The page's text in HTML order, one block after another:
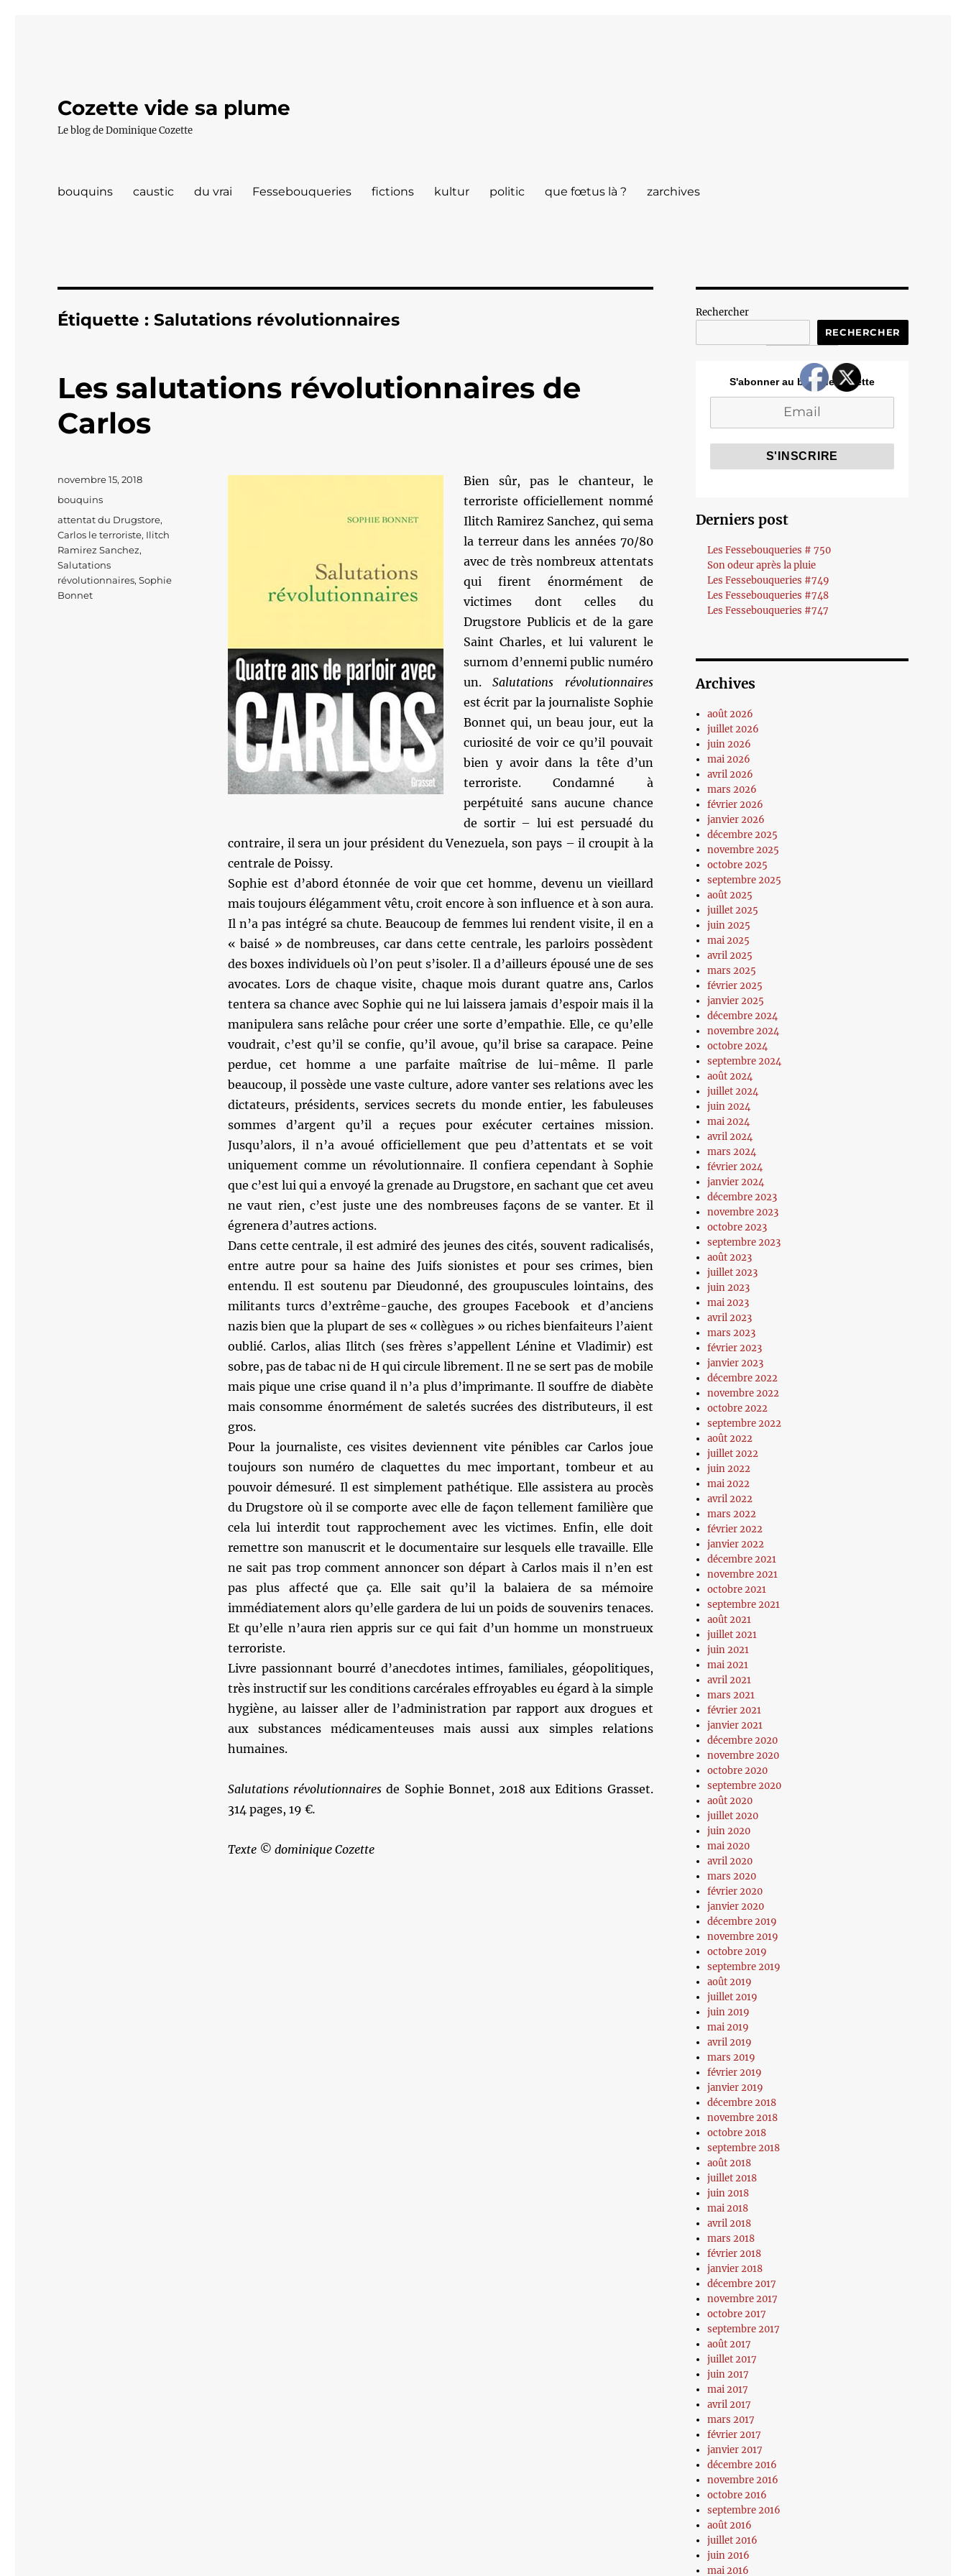
Cozette vide sa plume
Le blog de Dominique Cozette
bouquins caustic du vrai Fessebouqueries fictions kultur politic que fœtus là ? zarchives
Étiquette :Salutations révolutionnaires
Les salutations révolutionnaires de
Carlos
Bien sûr, pas le chanteur, le
terroriste officiellement nommé
Ilitch Ramirez Sanchez, qui sema
la terreur dans les années 70/80
avec de très nombreux attentats
qui firent énormément de
victimes dont celles du
Drugstore Publicis et de la gare
Saint Charles, et lui valurent le
surnom d’ennemi public numéro
un.Salutations révolutionnaires
est écrit par la journaliste Sophie
Bonnet qui, un beau jour, eut la
curiosité de voir ce qu’il pouvait
bien y avoir dans la tête d’un
terroriste. Condamné à
perpétuité sans aucune chance
de sortir – lui est persuadé du
contraire, il sera un jour président du Venezuela, son pays – il croupit à la
centrale de Poissy.
Sophie est d’abord étonnée de voir que cet homme, devenu un vieillard
mais toujours élégamment vêtu, croit encore à son influence et à son aura.
Il n’a pas intégré sa chute. Beaucoup de femmes lui rendent visite, il en a
« baisé » de nombreuses, car dans cette centrale, les parloirs possèdent
des boxes individuels où l’on peut s’isoler. Il a d’ailleurs épousé une de ses
avocates. Lors de chaque visite, chaque mois durant quatre ans, Carlos
tentera sa chance avec Sophie qui ne lui laissera jamais d’espoir mais il la
manipulera sans relâche pour créer une sorte d’empathie. Elle, ce qu’elle
voudrait, c’est qu’il se confie, qu’il avoue, qu’il brise sa carapace. Peine
perdue, cet homme a une parfaite maîtrise de lui-même. Il parle
beaucoup, il possède une vaste culture, adore vanter ses relations avec les
dictateurs, présidents, services secrets du monde entier, les fabuleuses
sommes d’argent qu’il a reçues pour exécuter certaines mission.
Jusqu’alors, il n’a avoué officiellement que peu d’attentats et se voit
uniquement comme un révolutionnaire. Il confiera cependant à Sophie
que c’est lui qui a envoyé la grenade au Drugstore, en sachant que cet aveu
ne vaut rien, c’est juste une des nombreuses façons de se vanter. Et il
égrenera d’autres actions.
Dans cette centrale, il est admiré des jeunes des cités, souvent radicalisés,
entre autre pour sa haine des Juifs sionistes et pour ses crimes, bien
entendu. Il est soutenu par Dieudonné, des groupuscules lointains, des
militants turcs d’extrême-gauche, des groupes Facebook et d’anciens
nazis bien que la plupart de ses « collègues » ou riches bienfaiteurs l’aient
oublié. Carlos, alias Ilitch (ses frères s’appellent Lénine et Vladimir) est
sobre, pas de tabac ni de H qui circule librement. Il ne se sert pas de mobile
mais pique une crise quand il n’a plus d’imprimante. Il souffre de diabète
mais consomme énormément de saletés sucrées des distributeurs, il est
gros.
Pour la journaliste, ces visites deviennent vite pénibles car Carlos joue
toujours son numéro de claquettes du mec important, tombeur et au
pouvoir démesuré. Il est simplement pathétique. Elle assistera au procès
du Drugstore où il se comporte avec elle de façon tellement familière que
cela lui interdit tout rapprochement avec les victimes. Enfin, elle doit
remettre son manuscrit et le documentaire sur lesquels elle travaille. Elle
ne sait pas trop comment annoncer son départ à Carlos mais il n’en est
pas plus affecté que ça. Elle sait qu’il la balaiera de sa mémoire
immédiatement alors qu’elle gardera de lui un poids de souvenirs tenaces.
Et qu’elle n’aura rien appris sur ce qui fait d’un homme un monstrueux
terroriste.
Livre passionnant bourré d’anecdotes intimes, familiales, géopolitiques,
très instructif sur les conditions carcérales effroyables eu égard à la simple
hygiène, au laisser aller de l’administration par rapport aux drogues et
aux substances médicamenteuses mais aussi aux simples relations
humaines.
Salutations révolutionnairesde Sophie Bonnet, 2018 aux Editions Grasset.
314 pages, 19 €.
Texte © dominique Cozette
Publié
le
novembre 15, 2018
Catégories
bouquins
Étiquettes
attentat du Drugstore,
Carlos le terroriste, Ilitch
Ramirez Sanchez,
Salutations
révolutionnaires,Sophie
Bonnet
Rechercher
RECHERCHER
S'abonner au blog de Cozette
Derniers post
Les Fessebouqueries # 750
Son odeur après la pluie
Les Fessebouqueries #749
Les Fessebouqueries #748
Les Fessebouqueries #747
Archives
août 2026
juillet 2026
juin 2026
mai 2026
avril 2026
mars 2026
février 2026
janvier 2026
décembre 2025
novembre 2025
octobre 2025
septembre 2025
août 2025
juillet 2025
juin 2025
mai 2025
avril 2025
mars 2025
février 2025
janvier 2025
décembre 2024
novembre 2024
octobre 2024
septembre 2024
août 2024
juillet 2024
juin 2024
mai 2024
avril 2024
mars 2024
février 2024
janvier 2024
décembre 2023
novembre 2023
octobre 2023
septembre 2023
août 2023
juillet 2023
juin 2023
mai 2023
avril 2023
mars 2023
février 2023
janvier 2023
décembre 2022
novembre 2022
octobre 2022
septembre 2022
août 2022
juillet 2022
juin 2022
mai 2022
avril 2022
mars 2022
février 2022
janvier 2022
décembre 2021
novembre 2021
octobre 2021
septembre 2021
août 2021
juillet 2021
juin 2021
mai 2021
avril 2021
mars 2021
février 2021
janvier 2021
décembre 2020
novembre 2020
octobre 2020
septembre 2020
août 2020
juillet 2020
juin 2020
mai 2020
avril 2020
mars 2020
février 2020
janvier 2020
décembre 2019
novembre 2019
octobre 2019
septembre 2019
août 2019
juillet 2019
juin 2019
mai 2019
avril 2019
mars 2019
février 2019
janvier 2019
décembre 2018
novembre 2018
octobre 2018
septembre 2018
août 2018
juillet 2018
juin 2018
mai 2018
avril 2018
mars 2018
février 2018
janvier 2018
décembre 2017
novembre 2017
octobre 2017
septembre 2017
août 2017
juillet 2017
juin 2017
mai 2017
avril 2017
mars 2017
février 2017
janvier 2017
décembre 2016
novembre 2016
octobre 2016
septembre 2016
août 2016
juillet 2016
juin 2016
mai 2016